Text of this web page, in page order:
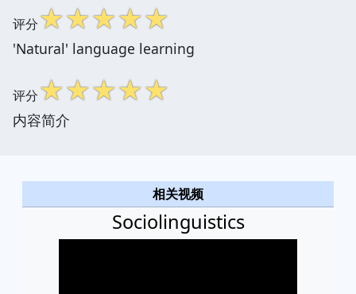
评分☆☆☆☆☆
'Natural' language learning
评分☆☆☆☆☆
内容简介
相关视频
Sociolinguistics